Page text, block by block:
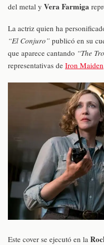
del metal y Vera Farmiga
La actriz quien ha
“El Conjuro” publicó en su
que aparece cantando “The
representativas de Iron Maiden
Este cover se ejecutó en la